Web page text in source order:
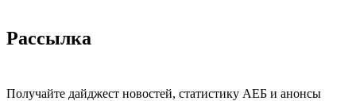
Рассылка
Получайте дайджест новостей, статистику АЕБ и анонсы